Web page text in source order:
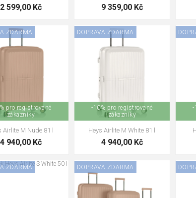
2 599,00 Kč 9 359,00 Kč
ZDARMA
pro registrované
zákazníky
Airlite M Nude 81 l
4 940,00 Kč
DOPRAVA ZDARMA
-10% pro registrované
zákazníky
Heys Airlite M White 81 l
4 940,00 Kč
-
ZDARMA DOPRAVA ZDARMA